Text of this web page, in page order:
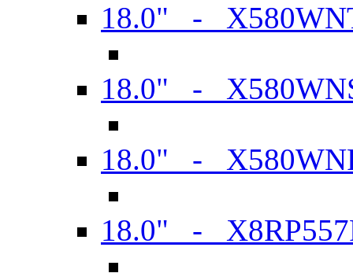
18.0" -
18.0" -
18.0" -
18.0" -